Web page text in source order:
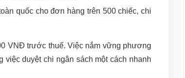
quốc cho đơn hàng trên 500 chiếc, chi
VNĐ trước thuế. Việc nắm vững phương
việc duyệt chi ngân sách một cách nhanh